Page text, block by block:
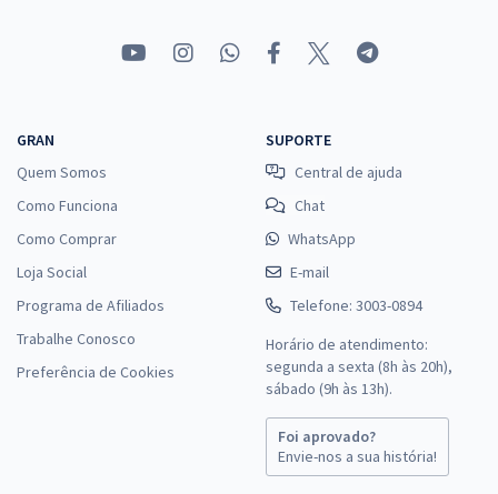
GRAN
Quem Somos
Como Funciona
Como Comprar
Loja Social
Programa de Afiliados
Trabalhe Conosco
Preferência de Cookies
SUPORTE
Central de ajuda
Chat
WhatsApp
E-mail
Telefone: 3003-0894
Horário de atendimento:
segunda a sexta (8h às 20h),
sábado (9h às 13h).
Foi aprovado?
Envie-nos a sua história!